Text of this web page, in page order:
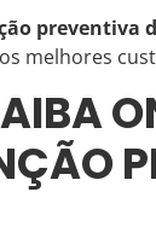
preventiva
melhores